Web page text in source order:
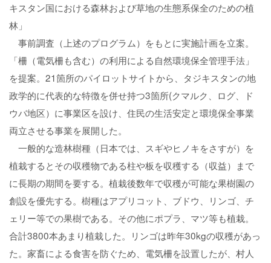
キスタン国における森林および草地の生態系保全のための植
林」
事前調査（上述のプログラム）をもとに実施計画を立案。
「柵（電気柵も含む）の利用による自然環境保全管理手法」
を提案。21箇所のパイロットサイトから、タジキスタンの地
政学的に代表的な特徴を併せ持つ3箇所(クマルク、ログ、ド
ウバ地区）に事業区を設け、住民の生活安定と環境保全事業
両立させる事業を展開した。
一般的な造林樹種（日本では、スギやヒノキをさすが）を
植栽するとその収穫物である柱や板を収穫する（収益）まで
に長期の期間を要する。植栽後数年で収穫が可能な果樹園の
創設を優先する。樹種はアプリコット、ブドウ、リンゴ、チ
ェリー等での果樹である。その他にポプラ、マツ等も植栽。
合計3800本あまり植栽した。リンゴは昨年30kgの収穫があっ
た。家畜による食害を防ぐため、電気柵を設置したが、村人